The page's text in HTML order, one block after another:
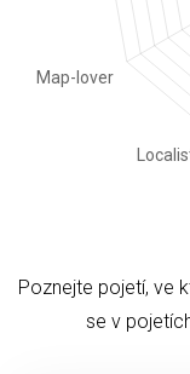
Poznejte pojetí, ve
se v